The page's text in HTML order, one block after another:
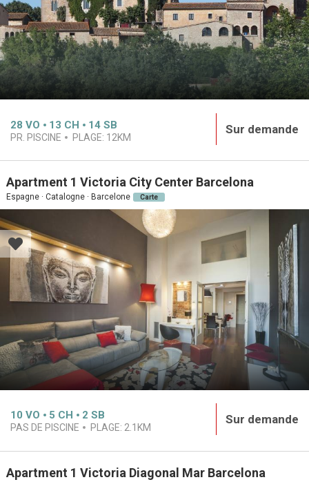
28 VO 13 CH 14 SB
PR. PISCINE PLAGE: 12KM
Sur demande
Apartment 1 Victoria City Center Barcelona
Espagne · Catalogne · Barcelone Carte
10 VO 5 CH 2 SB
PAS DE PISCINE PLAGE: 2.1KM
Sur demande
Apartment 1 Victoria Diagonal Mar Barcelona